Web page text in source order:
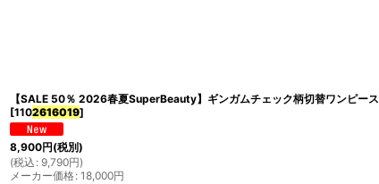
【SALE 50％ 2026春夏SuperBeauty】ギンガムチェック柄切替ワンピース
[1102616019]
8,900円(税別)
(税込 : 9,790円)
メーカー価格: 18,000円